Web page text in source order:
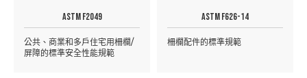
ASTM F2049
公共、商業和多戶住宅用柵欄/
屏障的標準安全性能規範
ASTM F626-14
柵欄配件的標準規範